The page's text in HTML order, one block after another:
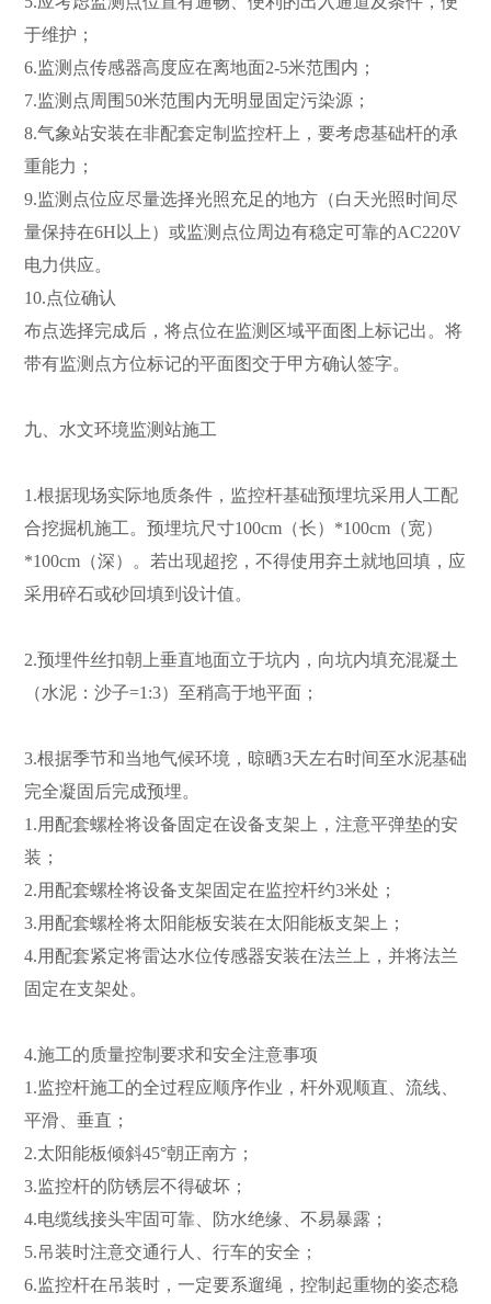
于维护；
6.监测点传感器高度应在离地面2-5米范围内；
7.监测点周围50米范围内无明显固定污染源；
8.气象站安装在非配套定制监控杆上，要考虑基础杆的承
重能力；
9.监测点位应尽量选择光照充足的地方（白天光照时间尽
量保持在6H以上）或监测点位周边有稳定可靠的AC220V
电力供应。
10.点位确认
布点选择完成后，将点位在监测区域平面图上标记出。将
带有监测点方位标记的平面图交于甲方确认签字。
九、水文环境监测站施工
1.根据现场实际地质条件，监控杆基础预埋坑采用人工配
合挖掘机施工。预埋坑尺寸100cm（长）*100cm（宽）
*100cm（深）。若出现超挖，不得使用弃土就地回填，应
采用碎石或砂回填到设计值。
2.预埋件丝扣朝上垂直地面立于坑内，向坑内填充混凝土
（水泥：沙子=1:3）至稍高于地平面；
3.根据季节和当地气候环境，晾晒3天左右时间至水泥基础
完全凝固后完成预埋。
1.用配套螺栓将设备固定在设备支架上，注意平弹垫的安
装；
2.用配套螺栓将设备支架固定在监控杆约3米处；
3.用配套螺栓将太阳能板安装在太阳能板支架上；
4.用配套紧定将雷达水位传感器安装在法兰上，并将法兰
固定在支架处。
4.施工的质量控制要求和安全注意事项
1.监控杆施工的全过程应顺序作业，杆外观顺直、流线、
平滑、垂直；
2.太阳能板倾斜45°朝正南方；
3.监控杆的防锈层不得破坏；
4.电缆线接头牢固可靠、防水绝缘、不易暴露；
5.吊装时注意交通行人、行车的安全；
6.监控杆在吊装时，一定要系遛绳，控制起重物的姿态稳